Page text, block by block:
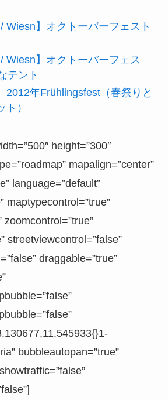
/ Wiesn】オクトーバーフェスト
/ Wiesn】オクトーバーフェス
テント
2012年Frühlingsfest（春祭りと
）
height=”300″
mapalign=”center”
language=”default”
maptypecontrol=”true”
zoomcontrol=”true”
streetviewcontrol=”false”
draggable=”true”
bubbleautopan=”true”